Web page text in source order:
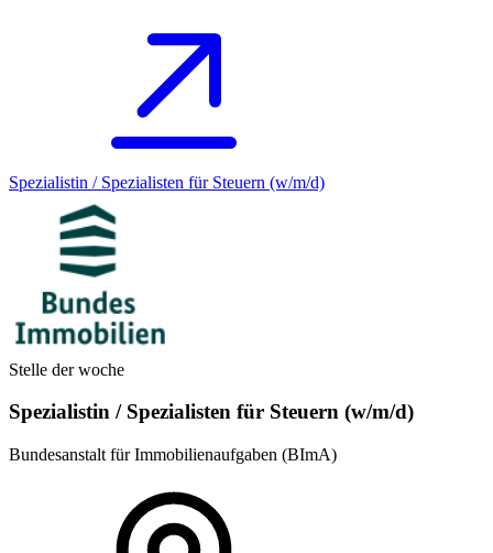
Spezialistin / Spezialisten für Steuern (w/m/d)
Stelle der woche
Spezialistin / Spezialisten für Steuern (w/m/d)
Bundesanstalt für Immobilienaufgaben (BImA)